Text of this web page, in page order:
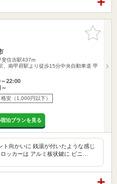
お気に入
りに追加
斐住吉駅437m
、南甲府駅より徒歩15分中央自動車道 甲
22:00
格安（1,000円以下）
泊プランを見る
ト向かいに 銭湯が付いたような感じ
ッカーは アルミ板状鍵に ビニ…